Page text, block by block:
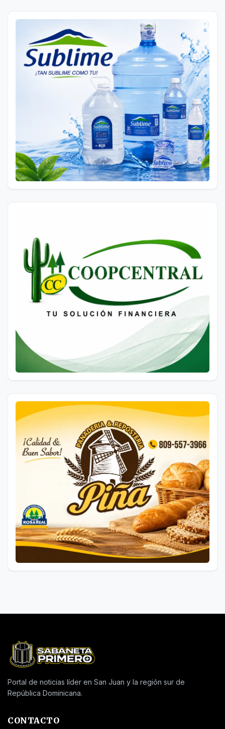
Portal de noticias líder en San Juan y la región sur de
República Dominicana.
CONTACTO